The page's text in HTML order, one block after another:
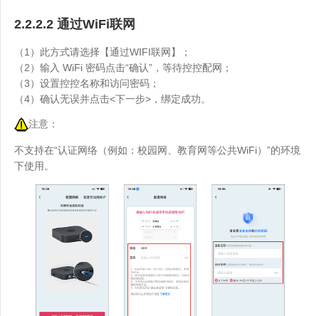
2.2.2.2 通过WiFi联网
（1）此方式请选择【通过WIFI联网】；
（2）输入 WiFi 密码点击“确认”，等待控控配网；
（3）设置控控名称和访问密码；
（4）确认无误并点击<下一步>，绑定成功。
注意：
不支持在“认证网络（例如：校园网、教育网等公共WiFi）”的环境
下使用。